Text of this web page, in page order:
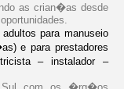
as crian�as desde
para manuseio
e para prestadores
– instalador –